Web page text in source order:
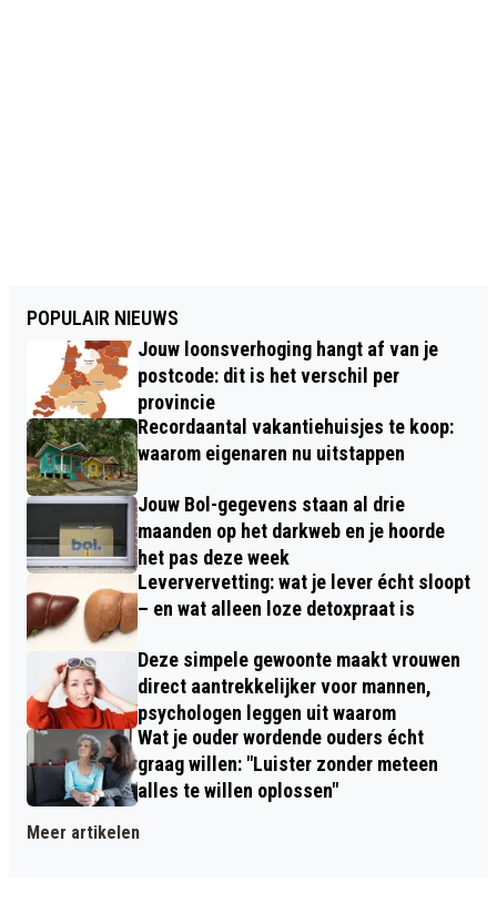
POPULAIR NIEUWS
Jouw loonsverhoging hangt af van je
postcode: dit is het verschil per
provincie
Recordaantal vakantiehuisjes te koop:
waarom eigenaren nu uitstappen
Jouw Bol-gegevens staan al drie
maanden op het darkweb en je hoorde
het pas deze week
Leververvetting: wat je lever écht sloopt
– en wat alleen loze detoxpraat is
Deze simpele gewoonte maakt vrouwen
direct aantrekkelijker voor mannen,
psychologen leggen uit waarom
Wat je ouder wordende ouders écht
graag willen: "Luister zonder meteen
alles te willen oplossen"
Meer artikelen